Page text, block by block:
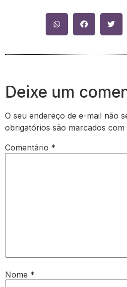
Deixe um
O seu endereço de e-mail não
obrigatórios são marcados com
Comentário *
Nome *